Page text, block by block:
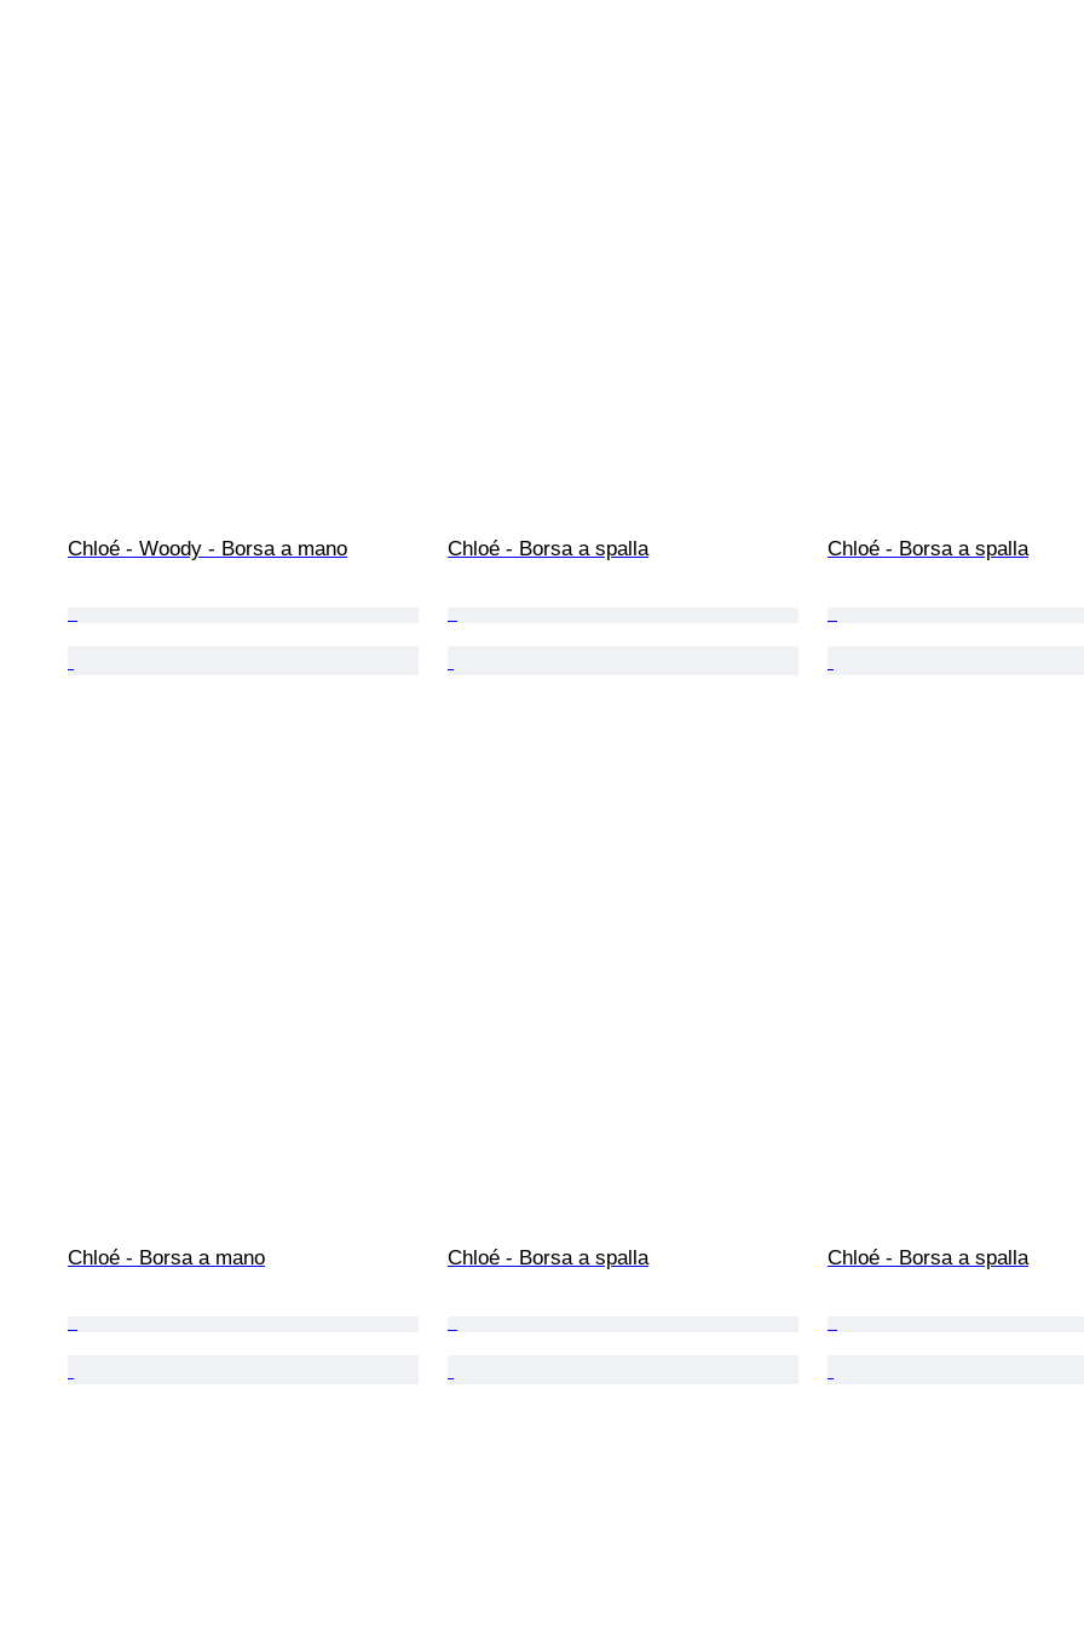
Chloé - Woody - Borsa a mano Chloé - Borsa a spalla Chloé - Borsa a spalla
Chloé - Borsa a mano Chloé - Borsa a spalla Chloé - Borsa a spalla